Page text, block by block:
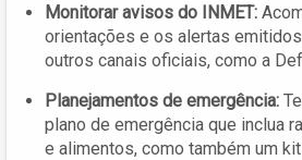
Monitorar avisos do INMET:
orientações e os alertas
outros canais oficiais, como a
Planejamentos de emergência:
plano de emergência que inclua
e alimentos, como também um